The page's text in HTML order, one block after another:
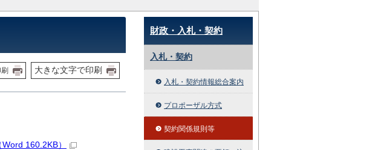
大きな文字で印刷
160.2KB）
財政・入札・契約
入札・契約
入札・契約情報総合案内
プロポーザル方式
契約関係規則等